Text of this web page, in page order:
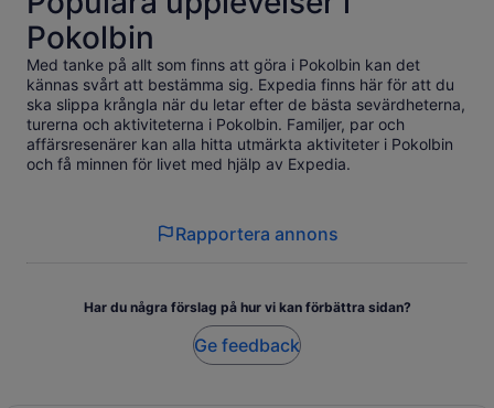
Pokolbin
Med tanke på allt som finns att göra i Pokolbin kan det
kännas svårt att bestämma sig. Expedia finns här för att du
ska slippa krångla när du letar efter de bästa sevärdheterna,
turerna och aktiviteterna i Pokolbin. Familjer, par och
affärsresenärer kan alla hitta utmärkta aktiviteter i Pokolbin
och få minnen för livet med hjälp av Expedia.
Rapportera annons
Har du några förslag på hur vi kan förbättra sidan?
Ge feedback